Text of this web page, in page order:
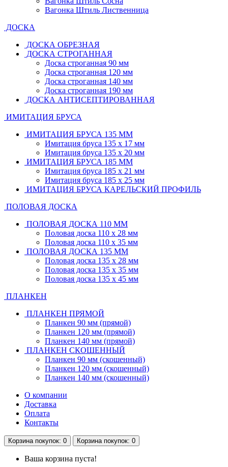
Вагонка Штиль Лиственница
ДОСКА
ДОСКА ОБРЕЗНАЯ
ДОСКА СТРОГАННАЯ
Доска строганная 90 мм
Доска строганная 120 мм
Доска строганная 140 мм
Доска строганная 190 мм
ДОСКА АНТИСЕПТИРОВАННАЯ
ИМИТАЦИЯ БРУСА
ИМИТАЦИЯ БРУСА 135 ММ
Имитация бруса 135 х 17 мм
Имитация бруса 135 х 20 мм
ИМИТАЦИЯ БРУСА 185 ММ
Имитация бруса 185 х 21 мм
Имитация бруса 185 х 25 мм
ИМИТАЦИЯ БРУСА КАРЕЛЬСКИЙ ПРОФИЛЬ
ПОЛОВАЯ ДОСКА
ПОЛОВАЯ ДОСКА 110 ММ
Половая доска 110 х 28 мм
Половая доска 110 х 35 мм
ПОЛОВАЯ ДОСКА 135 ММ
Половая доска 135 х 28 мм
Половая доска 135 х 35 мм
Половая доска 135 х 45 мм
ПЛАНКЕН
ПЛАНКЕН ПРЯМОЙ
Планкен 90 мм (прямой)
Планкен 120 мм (прямой)
Планкен 140 мм (прямой)
ПЛАНКЕН СКОШЕННЫЙ
Планкен 90 мм (скошенный)
Планкен 120 мм (скошенный)
Планкен 140 мм (скошенный)
О компании
Доставка
Оплата
Контакты
Корзинапокупок: 0 Корзинапокупок: 0
Ваша корзина пуста!